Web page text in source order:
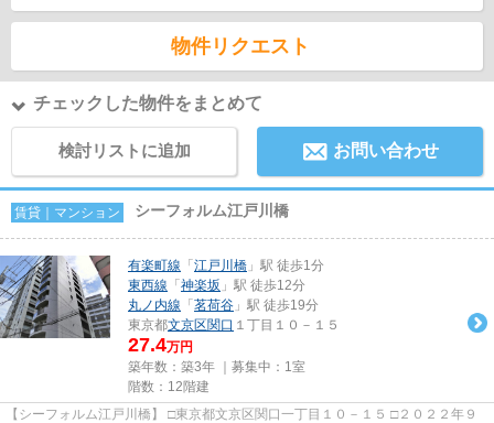
物件リクエスト
チェックした物件をまとめて
検討リストに追加 お問い合わせ
賃貸｜マンション シーフォルム江戸川橋
有楽町線 「 江戸川橋 」駅 徒歩1分
東西線 「 神楽坂 」駅 徒歩12分
丸ノ内線 「 茗荷谷 」駅 徒歩19分
東京都文京区関口 １丁目１０－１５
27.4万円
築年数：築3年 ｜募集中： 1室
階数：12階建
【シーフォルム江戸川橋】 □東京都文京区関口一丁目１０－１５ □２０２２年９